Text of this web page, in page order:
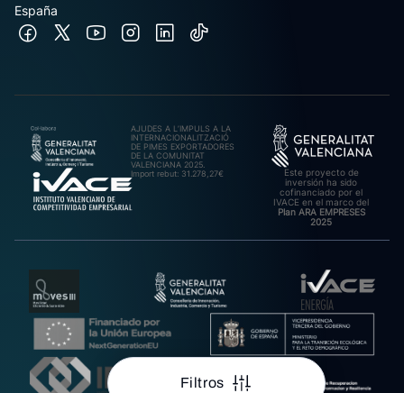
Filtros
España
AJUDES A L’IMPULS A LA
INTERNACIONALITZACIÓ
DE PIMES EXPORTADORES
DE LA COMUNITAT
VALENCIANA 2025.
Import rebut: 31.278,27€
Este proyecto de
inversión ha sido
cofinanciado por el
IVACE en el marco del
Plan ARA EMPRESES
2025